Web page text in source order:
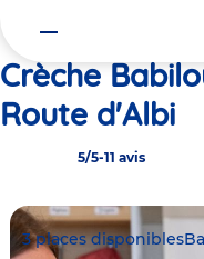
Crèche
Route d'Albi
5/5-11 avis
3 places disponibles